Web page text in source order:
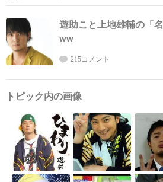
遊助こと上地雄輔の「
ww
215コメント
トピック内の画像